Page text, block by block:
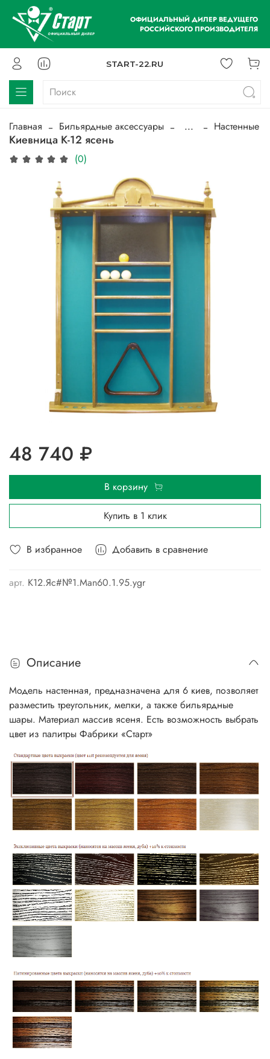
ОФИЦИАЛЬНЫЙ ДИЛЕР ВЕДУЩЕГО
РОССИЙСКОГО ПРОИЗВОДИТЕЛЯ
START-22.RU
Главная Бильярдные аксессуары ... Настенные
Киевница К-12 ясень
(0)
В избранное Добавить в сравнение
арт. К12.Яс#№1.Man60.1.95.ygr
48 740 ₽
В корзину
Купить в 1 клик
Описание
Модель настенная, предназначена для 6 киев, позволяет
разместить треугольник, мелки, а также бильярдные
шары. Материал массив ясеня. Есть возможность выбрать
цвет из палитры Фабрики «Старт»